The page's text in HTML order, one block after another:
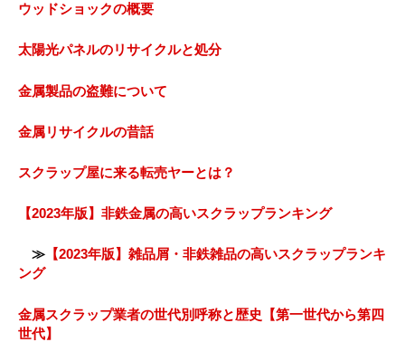
ウッドショックの概要
太陽光パネルのリサイクルと処分
金属製品の盗難について
金属リサイクルの昔話
スクラップ屋に来る転売ヤーとは？
【2023年版】非鉄金属の高いスクラップランキング
≫ 【2023年版】雑品屑・非鉄雑品の高いスクラップランキ
ング
金属スクラップ業者の世代別呼称と歴史【第一世代から第四
世代】